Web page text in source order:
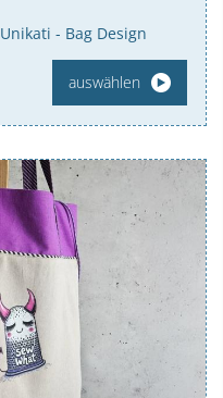
Unikati - Bag Design
auswählen